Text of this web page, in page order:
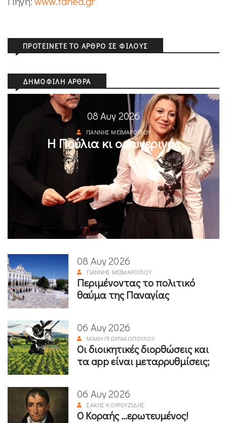
ΠΡΟΤΕΊΝΕΤΕ ΤΟ ΆΡΘΡΟ ΣΕ ΦΊΛΟΥΣ
ΔΗΜΟΦΙΛΉ ΆΡΘΡΑ
08 Αυγ 2026
ΓΙΆΝΝΗΣ ΜΕΪΜΆΡΟΓΛΟΥ
Η Πούλια κι ο Αυγερινός
08 Αυγ 2026
ΓΙΆΝΝΗΣ ΜΕΪΜΆΡΟΓΛΟΥ
Περιμένοντας το πολιτικό
θαύμα της Παναγίας
06 Αυγ 2026
ΜΆΧΗ ΓΕΩΡΓΑΚΟΠΟΎΛΟΥ
Οι διοικητικές διορθώσεις και
τα app είναι μεταρρυθμίσεις;
06 Αυγ 2026
ΣΆΚΗΣ ΚΟΥΡΟΥΖΊΔΗΣ
Ο Κοραής ...ερωτευμένος!